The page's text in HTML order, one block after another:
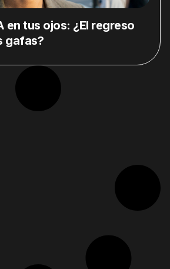
en tus ojos: ¿El regreso
gafas?